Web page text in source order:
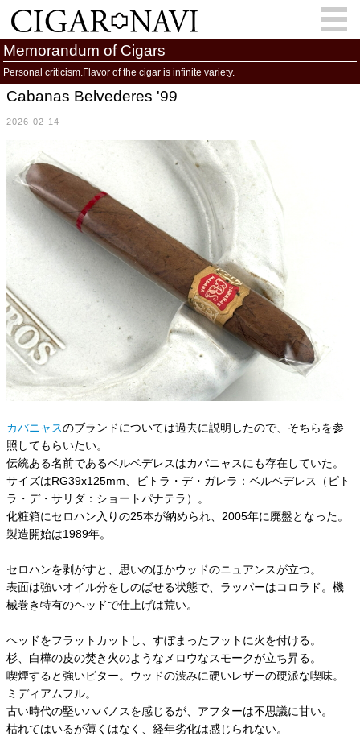
会員登録 お問い合わせ
Cigar Information Cigar Column
Memorandum 葉巻人
Cigar Map
Memorandum of Cigars
Personal criticism.Flavor of the cigar is infinite variety.
Cabanas Belvederes '99
2026-02-14
カバニャスのブランドについては過去に説明したので、そちらを参
照してもらいたい。
伝統ある名前であるベルベデレスはカバニャスにも存在していた。
サイズはRG39x125mm、ビトラ・デ・ガレラ：ベルベデレス（ビト
ラ・デ・サリダ：ショートパナテラ）。
化粧箱にセロハン入りの25本が納められ、2005年に廃盤となった。
製造開始は1989年。
セロハンを剥がすと、思いのほかウッドのニュアンスが立つ。
表面は強いオイル分をしのばせる状態で、ラッパーはコロラド。機
械巻き特有のヘッドで仕上げは荒い。
ヘッドをフラットカットし、すぼまったフットに火を付ける。
杉、白樺の皮の焚き火のようなメロウなスモークが立ち昇る。
喫煙すると強いビター。ウッドの渋みに硬いレザーの硬派な喫味。
ミディアムフル。
古い時代の堅いハバノスを感じるが、アフターは不思議に甘い。
枯れてはいるが薄くはなく、経年劣化は感じられない。